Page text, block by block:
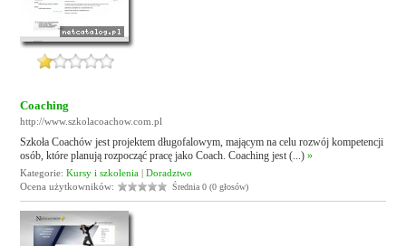
Coaching
http://www.szkolacoachow.com.pl
Szkoła Coachów jest projektem długofalowym, mającym na celu rozwój kompetencji
osób, które planują rozpocząć pracę jako Coach. Coaching jest (...)»
Kategorie:Kursy i szkolenia |Doradztwo
Ocena użytkowników:
Średnia 0 (0 głosów)